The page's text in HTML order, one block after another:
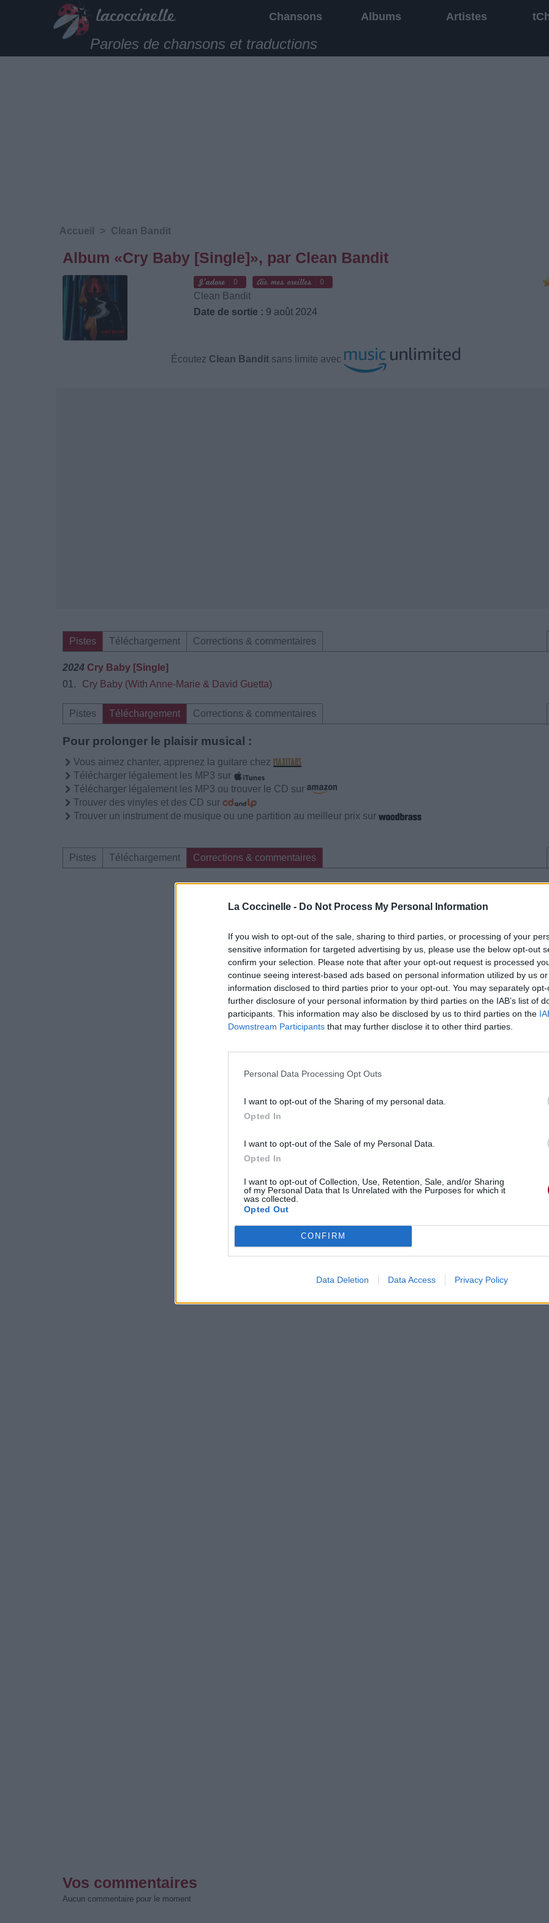
La Coccinelle - Do Not Process My Personal Information
If you wish to opt-out of the sale, sharing to third parties, or processing of your
sensitive information for targeted advertising by us, please use the below opt-out
confirm your selection. Please note that after your opt-out request is processed
continue seeing interest-based ads based on personal information utilized by us
information disclosed to third parties prior to your opt-out. You may separately
further disclosure of your personal information by third parties on the IAB’s list of
participants. This information may also be disclosed by us to third parties on the
Downstream Participants that may further disclose it to other third parties.
Personal Data Processing Opt Outs
I want to opt-out of the Sharing of my personal data.
Opted In
I want to opt-out of the Sale of my Personal Data.
Opted In
I want to opt-out of Collection, Use, Retention, Sale, and/or Sharing
of my Personal Data that Is Unrelated with the Purposes for which it
was collected.
Opted Out
CONFIRM
Data Deletion Data Access Privacy Policy
Chansons Albums Artistes
Paroles de chansons et traductions
Accueil > Clean Bandit
Album «‎Cry Baby [Single]», par Clean Bandit
0 0
Clean Bandit
Date de sortie : 9 août 2024
Écoutez Clean Banditsans limite avec
Pistes Téléchargement Corrections & commentaires
2024 ‎Cry Baby [Single]
01.
Cry Baby (With Anne-Marie & David Guetta)
Pistes Téléchargement Corrections & commentaires
Pour prolonger le plaisir musical :
Vous aimez chanter, apprenez la guitare chez
Télécharger légalement les MP3 sur
Télécharger légalement les MP3 ou trouver le CD sur
Trouver des vinyles et des CD sur
Trouver un instrument de musique ou une partition au meilleur prix sur
Pistes Téléchargement Corrections & commentaires
Vos commentaires
Aucun commentaire pour le moment